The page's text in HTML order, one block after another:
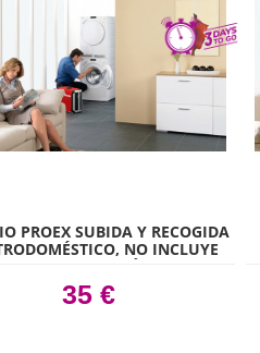
PROEX SUBIDA Y RECOGIDA
NO INCLUYE
LA INSTALACIÓN
35 €